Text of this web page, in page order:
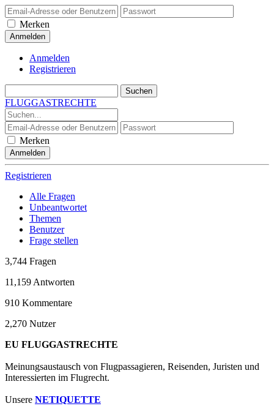
Merken
Anmelden
Registrieren
FLUGGASTRECHTE
Merken
Registrieren
Alle Fragen
Unbeantwortet
Themen
Benutzer
Frage stellen
3,744 Fragen
11,159 Antworten
910 Kommentare
2,270 Nutzer
EU FLUGGASTRECHTE
Meinungsaustausch von Flugpassagieren, Reisenden, Juristen und
Interessierten im Flugrecht.
Unsere NETIQUETTE